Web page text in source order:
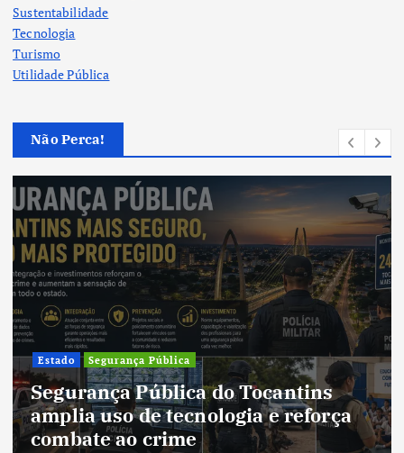
Sustentabilidade
Tecnologia
Turismo
Utilidade Pública
Não Perca!
Estado Segurança Pública
Segurança Pública do Tocantins
amplia uso de tecnologia e reforça
combate ao crime